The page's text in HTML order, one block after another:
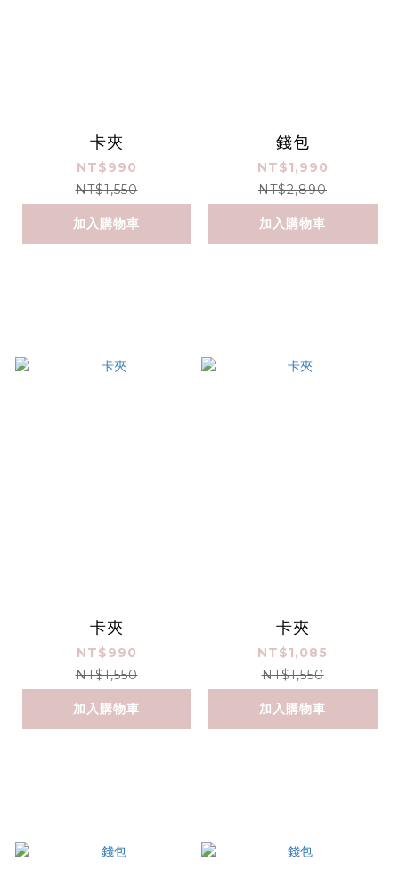
卡夾
NT$990
NT$1,550
加入購物車
錢包
NT$1,990
NT$2,890
加入購物車
卡夾
NT$990
NT$1,550
加入購物車
卡夾
NT$1,085
NT$1,550
加入購物車